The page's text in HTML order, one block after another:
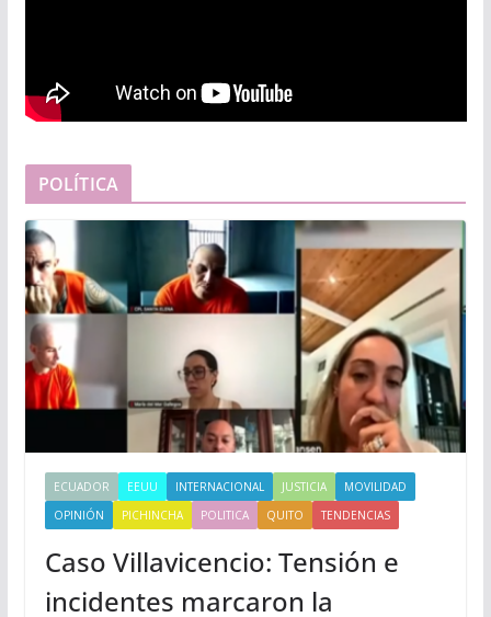
POLÍTICA
ECUADOR EEUU INTERNACIONAL JUSTICIA
MOVILIDAD
OPINIÓN
PICHINCHA POLITICA QUITO TENDENCIAS
Caso Villavicencio: Tensión e
incidentes marcaron la